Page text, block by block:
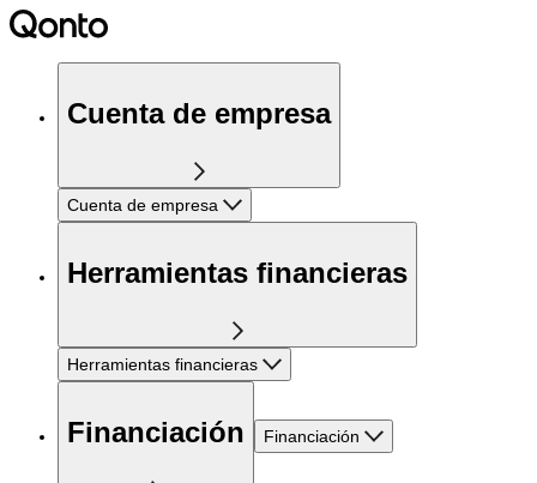
Cuenta de empresa
Cuenta de empresa
Herramientas financieras
Herramientas financieras
Financiación Financiación